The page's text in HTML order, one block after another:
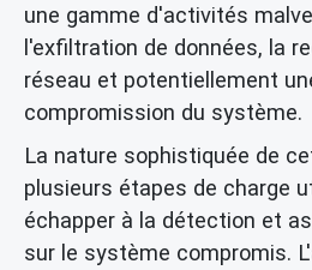
une gamme d'activités
l'exfiltration de données, la
réseau et potentiellement
compromission du système.
La nature sophistiquée de
plusieurs étapes de charge
échapper à la détection et
sur le système compromis.